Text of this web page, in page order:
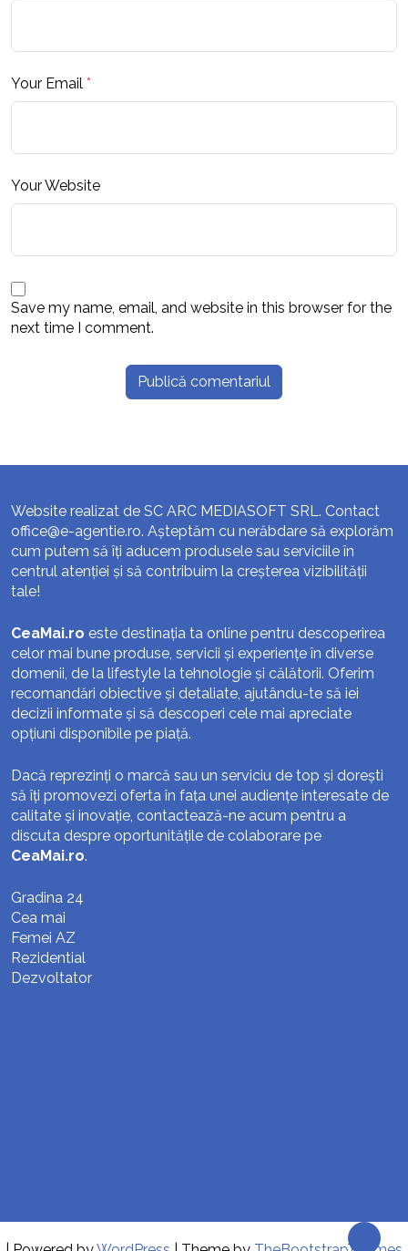
Your Email *
Your Website
Save my name, email, and website in this browser for the
next time I comment.
Website realizat de SC ARC MEDIASOFT SRL. Contact
office@e-agentie.ro. Așteptăm cu nerăbdare să explorăm
cum putem să îți aducem produsele sau serviciile în
centrul atenției și să contribuim la creșterea vizibilității
tale!
CeaMai.ro este destinația ta online pentru descoperirea
celor mai bune produse, servicii și experiențe în diverse
domenii, de la lifestyle la tehnologie și călătorii. Oferim
recomandări obiective și detaliate, ajutându-te să iei
decizii informate și să descoperi cele mai apreciate
opțiuni disponibile pe piață.
Dacă reprezinți o marcă sau un serviciu de top și dorești
să îți promovezi oferta în fața unei audiențe interesate de
calitate și inovație, contactează-ne acum pentru a
discuta despre oportunitățile de colaborare pe
CeaMai.ro.
Gradina 24
Cea mai
Femei AZ
Rezidential
Dezvoltator